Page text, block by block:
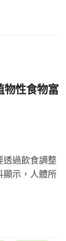
物性食物富
透過飲食調整
顯示，人體所